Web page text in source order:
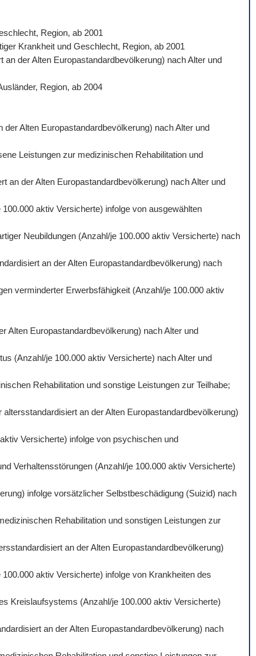
Region, ab 2001
Krankheit und Geschlecht, Region, ab 2001
der Alten Europastandardbevölkerung) nach Alter und
Region, ab 2004
Alten Europastandardbevölkerung) nach Alter und
Leistungen zur medizinischen Rehabilitation und
an der Alten Europastandardbevölkerung) nach Alter und
aktiv Versicherte) infolge von ausgewählten
Neubildungen (Anzahl/je 100.000 aktiv Versicherte) nach
an der Alten Europastandardbevölkerung) nach
verminderter Erwerbsfähigkeit (Anzahl/je 100.000 aktiv
Alten Europastandardbevölkerung) nach Alter und
(Anzahl/je 100.000 aktiv Versicherte) nach Alter und
Rehabilitation und sonstige Leistungen zur Teilhabe;
an der Alten Europastandardbevölkerung)
Versicherte) infolge von psychischen und
Verhaltensstörungen (Anzahl/je 100.000 aktiv Versicherte)
infolge vorsätzlicher Selbstbeschädigung (Suizid) nach
Rehabilitation und sonstigen Leistungen zur
an der Alten Europastandardbevölkerung)
aktiv Versicherte) infolge von Krankheiten des
Kreislaufsystems (Anzahl/je 100.000 aktiv Versicherte)
an der Alten Europastandardbevölkerung) nach